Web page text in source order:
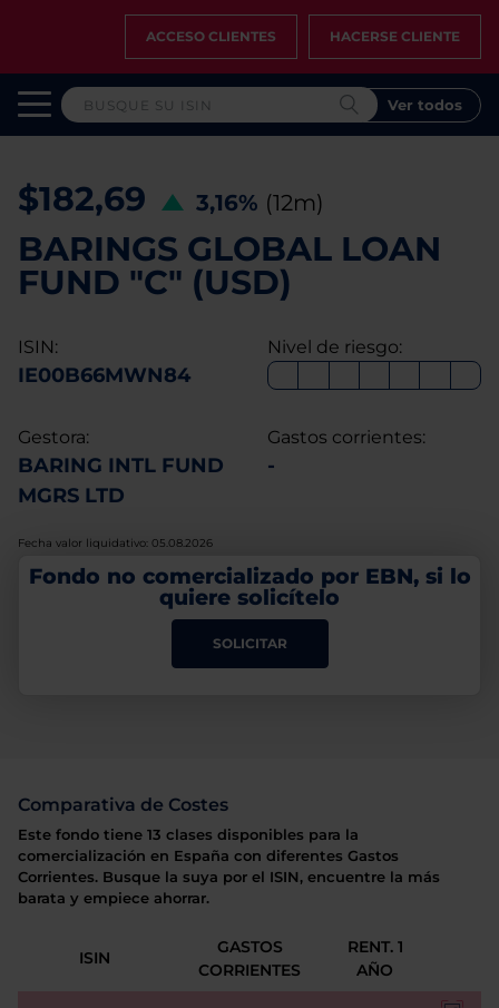
ACCESO CLIENTES HACERSE CLIENTE
Ver todos
$182,69 3,16% (12m)
BARINGS GLOBAL LOAN
FUND "C" (USD)
ISIN:
IE00B66MWN84
Nivel de riesgo:
Gestora:
BARING INTL FUND
MGRS LTD
Gastos corrientes:
-
Fecha valor liquidativo: 05.08.2026
Fondo no comercializado por EBN, si lo
quiere solicítelo
SOLICITAR
Comparativa de Costes
Este fondo tiene 13 clases disponibles para la
comercialización en España con diferentes Gastos
Corrientes. Busque la suya por el ISIN, encuentre la más
barata y empiece ahorrar.
ISIN
GASTOS
CORRIENTES
RENT. 1
AÑO